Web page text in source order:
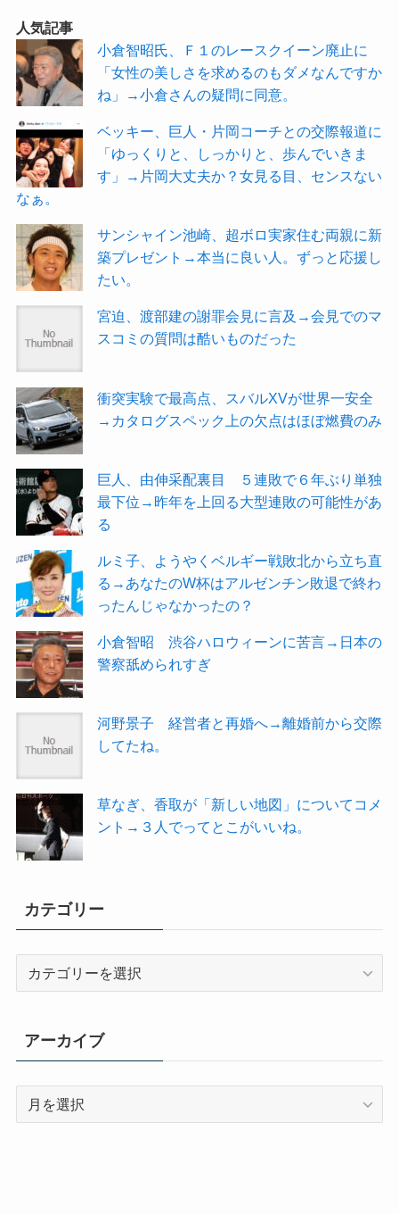
人気記事
小倉智昭氏、Ｆ１のレースクイーン廃止に
「女性の美しさを求めるのもダメなんですか
ね」→小倉さんの疑問に同意。
ベッキー、巨人・片岡コーチとの交際報道に
「ゆっくりと、しっかりと、歩んでいきま
す」→片岡大丈夫か？女見る目、センスない
なぁ。
サンシャイン池崎、超ボロ実家住む両親に新
築プレゼント→本当に良い人。ずっと応援し
たい。
宮迫、渡部建の謝罪会見に言及→会見でのマ
スコミの質問は酷いものだった
衝突実験で最高点、スバルXVが世界一安全
→カタログスペック上の欠点はほぼ燃費のみ
巨人、由伸采配裏目 ５連敗で６年ぶり単独
最下位→昨年を上回る大型連敗の可能性があ
る
ルミ子、ようやくベルギー戦敗北から立ち直
る→あなたのW杯はアルゼンチン敗退で終わ
ったんじゃなかったの？
小倉智昭 渋谷ハロウィーンに苦言→日本の
警察舐められすぎ
河野景子 経営者と再婚へ→離婚前から交際
してたね。
草なぎ、香取が「新しい地図」についてコメ
ント→３人でってとこがいいね。
カテゴリー
リ
ー
アーカイブ